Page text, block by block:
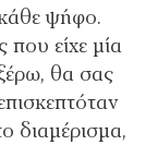
ψήφο.
είχε μία
θα σας
διαμέρισμα,